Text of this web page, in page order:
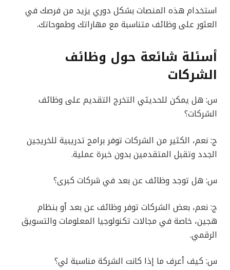
استخدام هذه المنصات بشكل دوري يزيد من فرصك في
العثور على وظائف متناسبة مع مهاراتك وطموحاتك.
أسئلة شائعة حول وظائف
الشركات
س: هل يمكن للحديثي التخرج التقديم على وظائف
الشركات؟
ج: نعم، الكثير من الشركات توفر برامج تدريبية للخريجين
الجدد وتقبل المتقدمين بدون خبرة عملية.
س: هل توجد وظائف عن بعد في شركات كبرى؟
ج: نعم، بعض الشركات توفر وظائف عن بعد أو بنظام
هجين، خاصة في مجالات تكنولوجيا المعلومات والتسويق
الرقمي.
س: كيف أعرف ما إذا كانت الشركة مناسبة لي؟